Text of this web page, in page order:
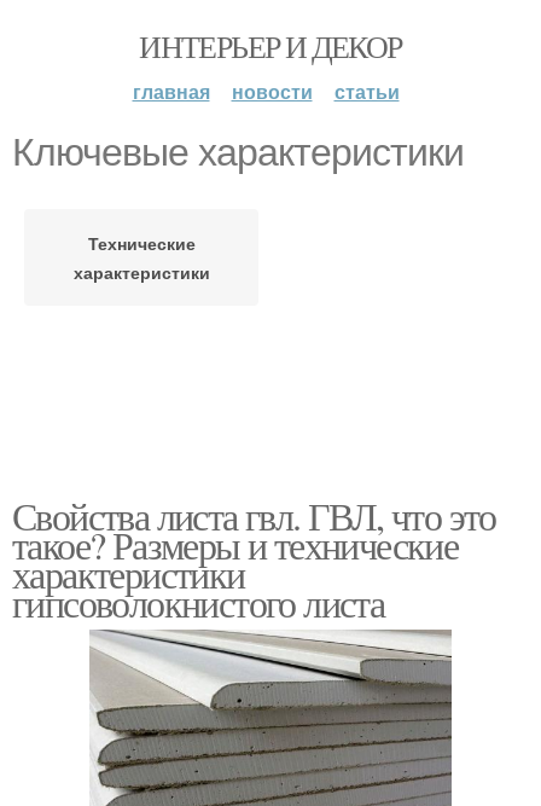
ИНТЕРЬЕР И ДЕКОР
главная новости статьи
Ключевые характеристики
Технические
характеристики
Свойства листа гвл. ГВЛ, что это
такое? Размеры и технические
характеристики
гипсоволокнистого листа